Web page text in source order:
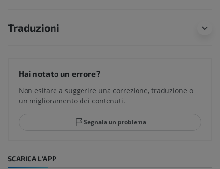
Traduzioni
Hai notato un errore?
Non esitare a suggerire una correzione, traduzione o
un miglioramento dei contenuti.
Segnala un problema
SCARICA L'APP